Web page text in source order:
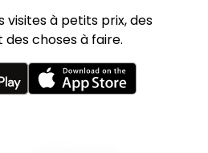
visites à petits prix, des
choses à faire.